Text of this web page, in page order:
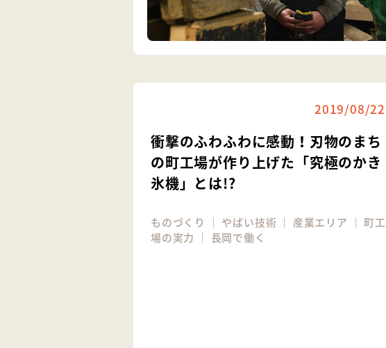
2019/08/22
衝撃のふわふわに感動！刃物のまち
の町工場が作り上げた「究極のかき
氷機」とは!?
ものづくり ｜ やばい技術 ｜ 産業エリア ｜ 町工
場の実力 ｜ 長岡で働く